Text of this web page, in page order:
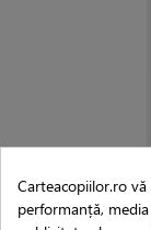
Carteacopiilor.ro
performanță,